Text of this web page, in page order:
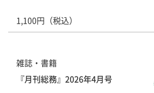
1,100円（税込）
雑誌・書籍
『月刊総務』2026年4月号